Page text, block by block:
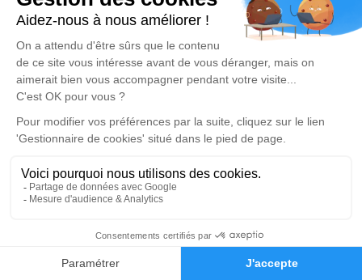
Faire-part Hommages
poèmes ou des textes. Cet endroit est un lieu
d'expression dédié à honorer la mémoire de Josiane
PANUNZI.
Un service de plantation d’arbre hommage est
disponible ici.
Je rends hommage
Cérémonie civile
Crématorium de Canet-en-Roussillon
196 Avenue de Perpignan